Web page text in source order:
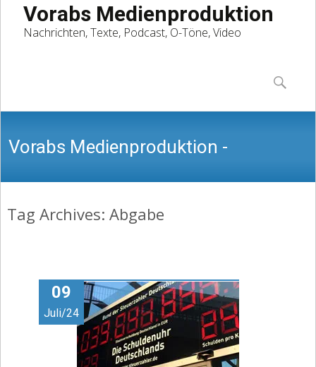
Vorabs Medienproduktion
Nachrichten, Texte, Podcast, O-Töne, Video
content
Suchen
nach:
Vorabs Medienproduktion -
Nachrichten, Texte, Podcast, O-Töne,
Video
Tag Archives: Abgabe
09
Juli/24